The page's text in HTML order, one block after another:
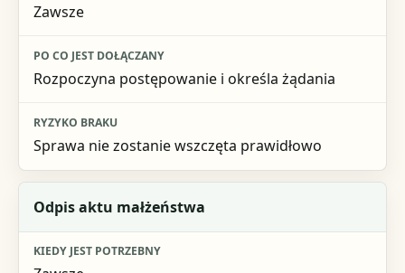
Ryzyko braku
Zawsze
Rozpoczyna postępowanie i określa żądania
Sprawa nie zostanie wszczęta prawidłowo
Odpis aktu małżeństwa